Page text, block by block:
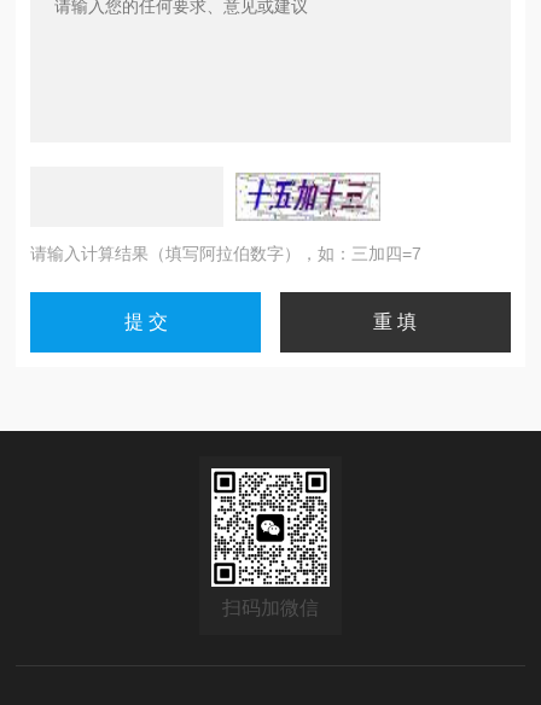
请输入计算结果（填写阿拉伯数字），如：三加四=7
扫码加微信